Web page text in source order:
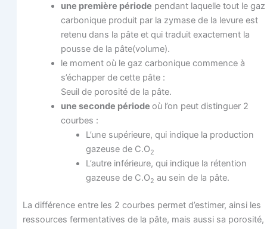
une pre­mière période pen­dant laquelle tout le gaz
car­bo­nique pro­duit par la zymase de la levure est
rete­nu dans la pâte et qui tra­duit exac­te­ment la
pousse de la pâte(volume).
le moment où le gaz car­bo­nique com­mence à
s’échapper de cette pâte :
Seuil de poro­si­té de la pâte.
une seconde période où l’on peut dis­tin­guer 2
courbes :
L’une supé­rieure, qui indique la pro­duc­tion
gazeuse de C.O2
L’autre infé­rieure, qui indique la réten­tion
gazeuse de C.O2 au sein de la pâte.
La dif­fé­rence entre les 2 courbes per­met d’estimer, ain­si les
res­sources fer­men­ta­tives de la pâte, mais aus­si sa poro­si­té,